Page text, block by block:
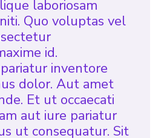
laboriosam
Quo voluptas vel
id.
inventore
dolor. Aut amet
Et ut occaecati
aut iure pariatur
ut consequatur. Sit